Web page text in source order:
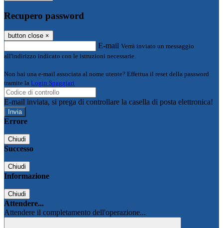
Recupero password
button close ×
E-mail Verrà inviato un messaggio
all'indirizzo indicato con le istruzioni necessarie.
Non hai una e-mail associata al nome utente? Effettua il reset della password
tramite la Login Spaggiari
E-mail inviata, si prega di controllare la casella di posta elettronica!
Errore
Chiudi
Successo
Chiudi
Informazione
Chiudi
Attendere...
Attendere il completamento dell'operazione...